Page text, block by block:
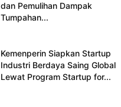
dan Pemulihan Dampak
Tumpahan...
Kemenperin Siapkan Startup
Industri Berdaya Saing Global
Lewat Program Startup for...